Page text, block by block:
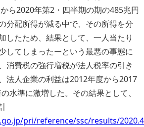
ら2020年第2・四半期の期の485兆円
分配所得が減る中で、その所得を分
したため、結果として、一人当たり
してしまったーという最悪の事態に
消費税の強行増税が法人税率の引き
法人企業の利益は2012年度から2017
水準に激増した。その結果として、
pri/reference/ssc/results/